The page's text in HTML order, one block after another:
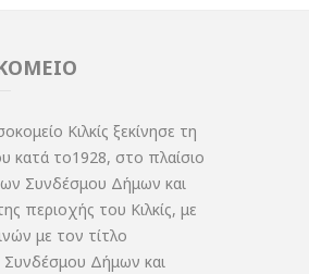
Κιλκίς ξεκίνησε τη
κατά το1928, στο πλαίσιο
Συνδέσμου Δήμων και
περιοχής του Κιλκίς, με
με τον τίτλο
Δήμων και